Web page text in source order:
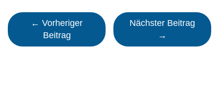
← Vorheriger
Beitrag
Nächster Beitrag
→